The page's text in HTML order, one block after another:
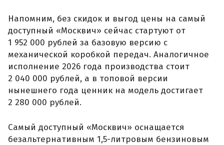
Напомним, без скидок и выгод цены на самый
доступный «Москвич» сейчас стартуют от
1 952 000 рублей за базовую версию с
механической коробкой передач. Аналогичное
исполнение 2026 года производства стоит
2 040 000 рублей, а в топовой версии
нынешнего года ценник на модель достигает
2 280 000 рублей.
Самый доступный «Москвич» оснащается
безальтернативным 1,5-литровым бензиновым